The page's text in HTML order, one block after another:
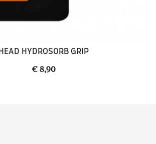
HEAD HYDROSORB GRIP
€ 8,90